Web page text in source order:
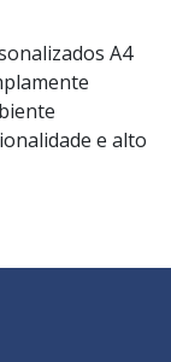
A4
e alto